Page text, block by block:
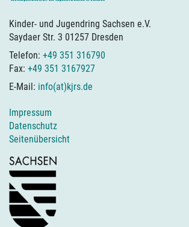
Kinder- und Jugendring Sachsen e.V.
Saydaer Str. 3 01257 Dresden
Telefon: +49 351 316790
Fax: +49 351 3167927
E-Mail: info(at)kjrs.de
Impressum
Datenschutz
Seitenübersicht